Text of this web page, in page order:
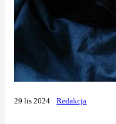
29 lis 2024 Redakcja